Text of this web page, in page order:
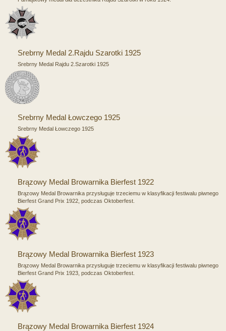
Srebrny Medal 2.Rajdu Szarotki 1925
Srebrny Medal Rajdu 2.Szarotki 1925
Srebrny Medal Łowczego 1925
Srebrny Medal Łowczego 1925
Brązowy Medal Browarnika Bierfest 1922
Brązowy Medal Browarnika przysługuje trzeciemu w klasyfikacji festiwalu piwnego
Bierfest Grand Prix 1922, podczas Oktoberfest.
Brązowy Medal Browarnika Bierfest 1923
Brązowy Medal Browarnika przysługuje trzeciemu w klasyfikacji festiwalu piwnego
Bierfest Grand Prix 1923, podczas Oktoberfest.
Brązowy Medal Browarnika Bierfest 1924